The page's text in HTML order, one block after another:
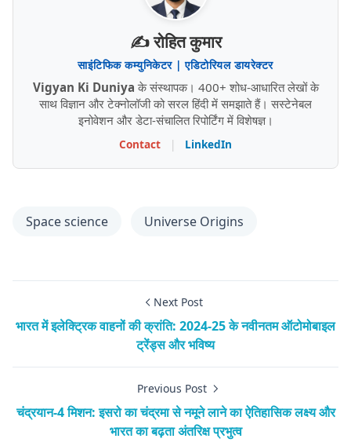
✍️ रोहित कुमार
साइंटिफिक कम्युनिकेटर | एडिटोरियल डायरेक्टर
Vigyan Ki Duniya के संस्थापक। 400+ शोध-आधारित लेखों के
साथ विज्ञान और टेक्नोलॉजी को सरल हिंदी में समझाते हैं। सस्टेनेबल
इनोवेशन और डेटा-संचालित रिपोर्टिंग में विशेषज्ञ।
Contact | LinkedIn
Space science Universe Origins
Next Post
भारत में इलेक्ट्रिक वाहनों की क्रांति: 2024-25 के नवीनतम ऑटोमोबाइल
ट्रेंड्स और भविष्य
Previous Post
चंद्रयान-4 मिशन: इसरो का चंद्रमा से नमूने लाने का ऐतिहासिक लक्ष्य और
भारत का बढ़ता अंतरिक्ष प्रभुत्व